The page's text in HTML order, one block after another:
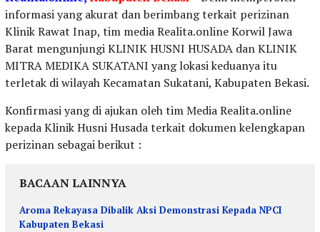
informasi yang akurat dan berimbang terkait perizinan
Klinik Rawat Inap, tim media Realita.online Korwil Jawa
Barat mengunjungi KLINIK HUSNI HUSADA dan KLINIK
MITRA MEDIKA SUKATANI yang lokasi keduanya itu
terletak di wilayah Kecamatan Sukatani, Kabupaten Bekasi.
Konfirmasi yang di ajukan oleh tim Media Realita.online
kepada Klinik Husni Husada terkait dokumen kelengkapan
perizinan sebagai berikut :
BACAAN LAINNYA
Aroma Rekayasa Dibalik Aksi Demonstrasi Kepada NPCI
Kabupaten Bekasi